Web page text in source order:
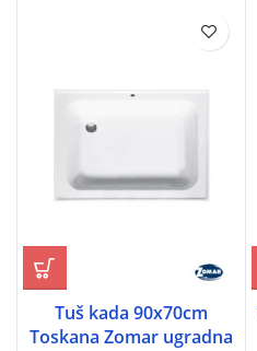
Tuš kada 90x70cm
Toskana Zomar ugradna